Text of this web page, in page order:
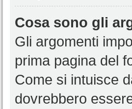
Cosa sono gli
Gli argomenti
prima pagina del
Come si intuisce
dovrebbero